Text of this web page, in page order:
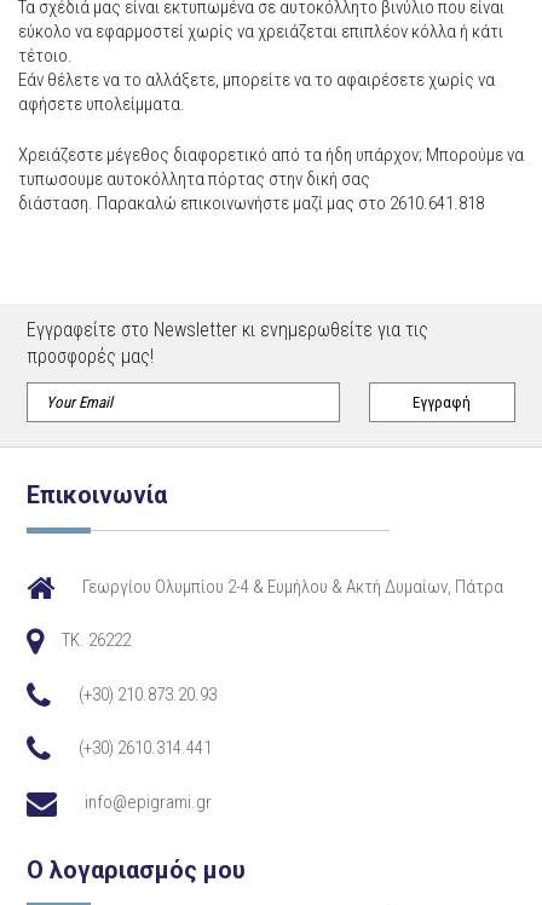
Τα σχέδιά μας είναι εκτυπωμένα σε αυτοκόλλητο βινύλιο που είναι
εύκολο να εφαρμοστεί χωρίς να χρειάζεται επιπλέον κόλλα ή κάτι
τέτοιο.
Εάν θέλετε να το αλλάξετε, μπορείτε να το αφαιρέσετε χωρίς να
αφήσετε υπολείμματα.
Χρειάζεστε μέγεθος διαφορετικό από τα ήδη υπάρχον; Μπορούμε να
τυπωσουμε αυτοκόλλητα πόρτας στην δική σας
διάσταση. Παρακαλώ επικοινωνήστε μαζί μας στο 2610.641.818
Εγγραφείτε στο Newsletter κι ενημερωθείτε για τις
προσφορές μας!
Επικοινωνία
Γεωργίου Ολυμπίου 2-4 & Ευμήλου & Ακτή Δυμαίων, Πάτρα
TK. 26222
(+30) 210.873.20.93
(+30) 2610.314.441
info@epigrami.gr
Ο λογαριασμός μου